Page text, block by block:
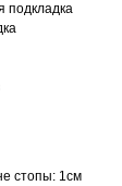
подкладка
стопы: 1см